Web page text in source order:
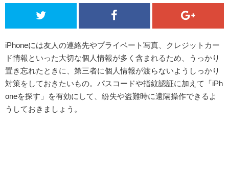
iPhoneには友人の連絡先やプライベート写真、クレジットカー
ド情報といった大切な個人情報が多く含まれるため、うっかり
置き忘れたときに、第三者に個人情報が渡らないようしっかり
対策をしておきたいもの。パスコードや指紋認証に加えて「iPh
oneを探す」を有効にして、紛失や盗難時に遠隔操作できるよ
うしておきましょう。